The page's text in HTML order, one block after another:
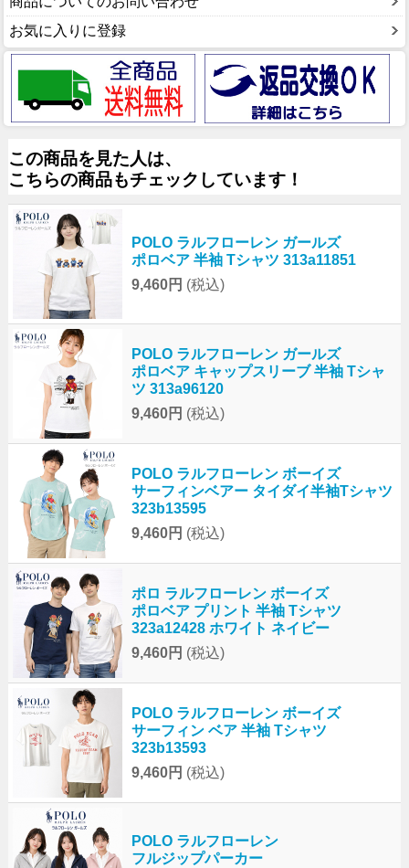
お気に入りに登録
この商品を見た人は、
こちらの商品もチェックしています！
POLO ラルフローレン ガールズ
ポロベア 半袖 Tシャツ 313a11851
9,460円 (税込)
POLO ラルフローレン ガールズ
ポロベア キャップスリーブ 半袖 Tシャ
ツ 313a96120
9,460円 (税込)
POLO ラルフローレン ボーイズ
サーフィンベアー タイダイ半袖Tシャツ
323b13595
9,460円 (税込)
ポロ ラルフローレン ボーイズ
ポロベア プリント 半袖 Tシャツ
323a12428 ホワイト ネイビー
9,460円 (税込)
POLO ラルフローレン ボーイズ
サーフィン ベア 半袖 Tシャツ
323b13593
9,460円 (税込)
POLO ラルフローレン
フルジップパーカー